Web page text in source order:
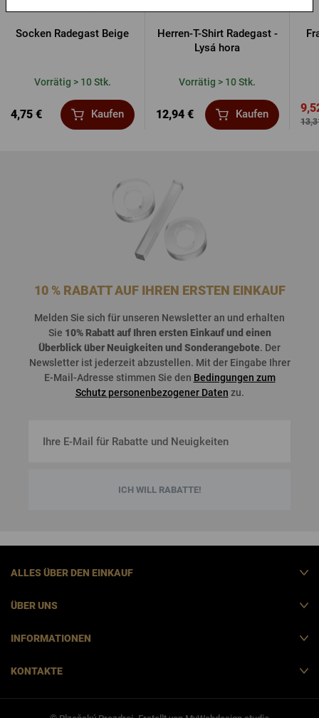
Socken Radegast Beige
Vorrätig > 10 Stk.
4,75 € Kaufen
Herren-T-Shirt Radegast -
Lysá hora
Vorrätig > 10 Stk.
12,94 € Kaufen
10 % RABATT AUF IHREN ERSTEN EINKAUF
Melden Sie sich für unseren Newsletter an und erhalten
Sie 10% Rabattauf Ihren ersten Einkaufund einen
Überblicküber Neuigkeiten und Sonderangebote. Der
Newsletter ist jederzeit abzustellen. Mit der Eingabe Ihrer
E-Mail-Adresse stimmen Sie den Bedingungen zum
Schutz personenbezogener Daten zu.
ICH WILL RABATTE!
ALLES ÜBER DEN EINKAUF
ÜBER UNS
INFORMATIONEN
KONTAKTE